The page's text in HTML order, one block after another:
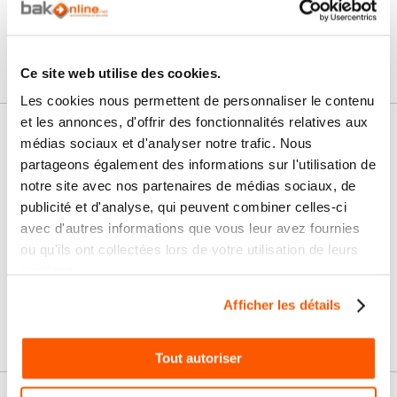
Ce site web utilise des cookies.
Les cookies nous permettent de personnaliser le contenu
et les annonces, d'offrir des fonctionnalités relatives aux
médias sociaux et d'analyser notre trafic. Nous
partageons également des informations sur l'utilisation de
notre site avec nos partenaires de médias sociaux, de
publicité et d'analyse, qui peuvent combiner celles-ci
avec d'autres informations que vous leur avez fournies
ou qu'ils ont collectées lors de votre utilisation de leurs
Afficher les détails
Tout autoriser
Nos services
Paiement
100% sécurisé
3x sans frais
Livraison
24/72H
SAV & Retours